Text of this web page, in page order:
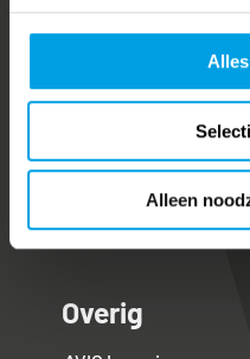
Alleen
Over ons
Over ons
Downloads
Overig